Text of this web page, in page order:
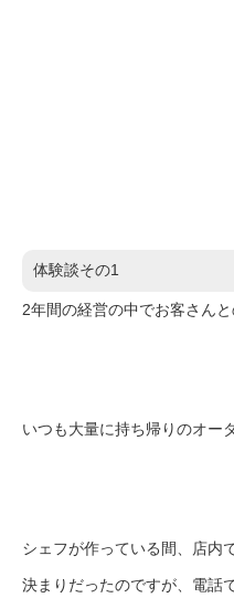
体験談その1
2年間の経営の中でお客さん
いつも大量に持ち帰りのオー
シェフが作っている間、店内
決まりだったのですが、電話